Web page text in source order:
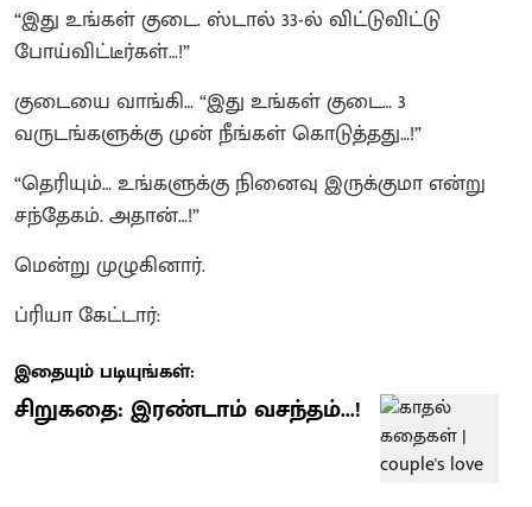
“இது உங்கள் குடை. ஸ்டால் 33-ல் விட்டுவிட்டு
போய்விட்டீர்கள்…!”
குடையை வாங்கி… “இது உங்கள் குடை… 3
வருடங்களுக்கு முன் நீங்கள் கொடுத்தது…!”
“தெரியும்… உங்களுக்கு நினைவு இருக்குமா என்று
சந்தேகம். அதான்…!”
மென்று முழுகினார்.
ப்ரியா கேட்டார்:
இதையும் படியுங்கள்:
சிறுகதை: இரண்டாம் வசந்தம்...!